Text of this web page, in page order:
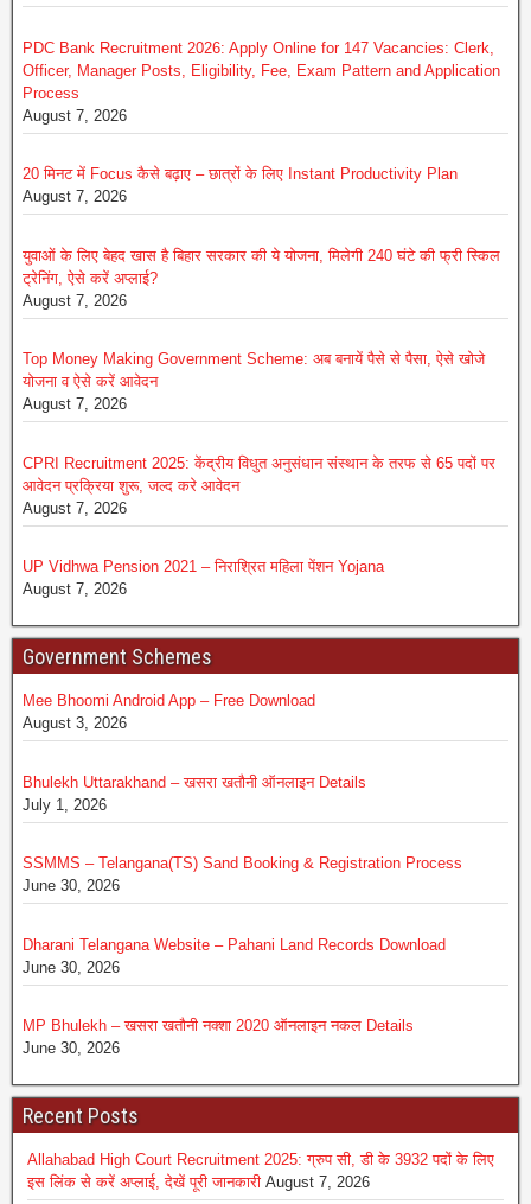
PDC Bank Recruitment 2026: Apply Online for 147 Vacancies: Clerk,
Officer, Manager Posts, Eligibility, Fee, Exam Pattern and Application
Process
August 7, 2026
20 मिनट में Focus कैसे बढ़ाए – छात्रों के लिए Instant Productivity Plan
August 7, 2026
युवाओं के लिए बेहद खास है बिहार सरकार की ये योजना, मिलेगी 240 घंटे की फ्री स्किल
ट्रेनिंग, ऐसे करें अप्लाई?
August 7, 2026
Top Money Making Government Scheme: अब बनायें पैसे से पैसा, ऐसे खोजे
योजना व ऐसे करें आवेदन
August 7, 2026
CPRI Recruitment 2025: केंद्रीय विधुत अनुसंधान संस्थान के तरफ से 65 पदों पर
आवेदन प्रक्रिया शुरू, जल्द करे आवेदन
August 7, 2026
UP Vidhwa Pension 2021 – निराश्रित महिला पेंशन Yojana
August 7, 2026
Government Schemes
Mee Bhoomi Android App – Free Download
August 3, 2026
Bhulekh Uttarakhand – खसरा खतौनी ऑनलाइन Details
July 1, 2026
SSMMS – Telangana(TS) Sand Booking & Registration Process
June 30, 2026
Dharani Telangana Website – Pahani Land Records Download
June 30, 2026
MP Bhulekh – खसरा खतौनी नक्शा 2020 ऑनलाइन नकल Details
June 30, 2026
Recent Posts
Allahabad High Court Recruitment 2025: ग्रुप सी, डी के 3932 पदों के लिए
इस लिंक से करें अप्लाई, देखें पूरी जानकारी August 7, 2026